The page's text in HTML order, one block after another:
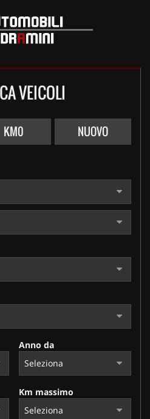
VEICOLI
KM0 NUOVO
Anno da
Km massimo